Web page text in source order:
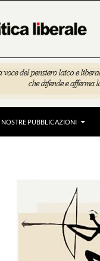
NOSTRE PUBBLICAZIONI